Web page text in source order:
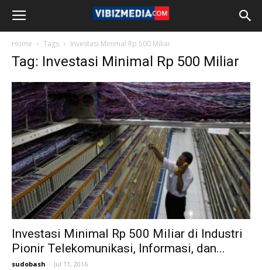
Home Tags Investasi Minimal Rp 500 Miliar
Tag: Investasi Minimal Rp 500 Miliar
Investasi Minimal Rp 500 Miliar di Industri
Pionir Telekomunikasi, Informasi, dan...
sudobash - Jul 11, 2016